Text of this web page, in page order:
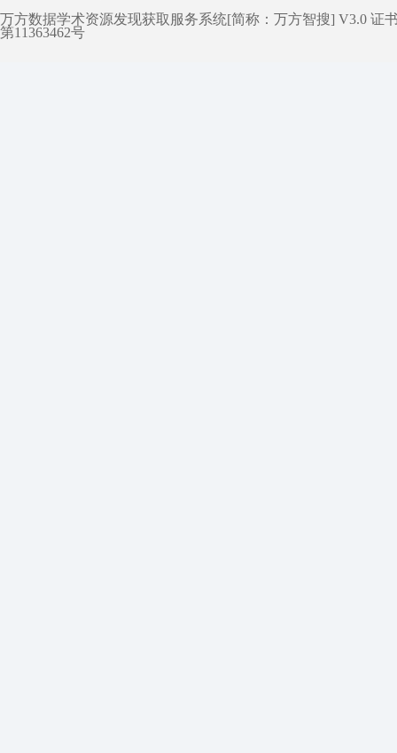
万方数据学术资源发现获取服务系统[简称：万方智搜] V3.0 证
第11363462号